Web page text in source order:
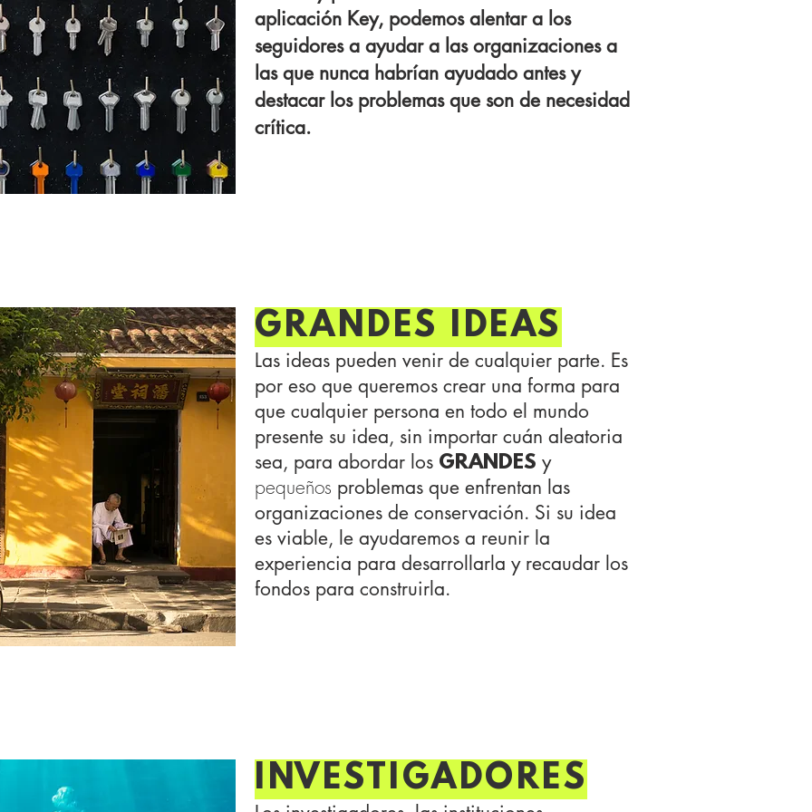
of the development of the app follows
largely depends on funding and in-field
aplicación Key, podemos alentar a los
seguidores a ayudar a las organizaciones a
las que nunca habrían ayudado antes y
destacar los problemas que son de necesidad
crítica.
GRANDES IDEAS
Las ideas pueden venir de cualquier parte. Es
por eso que queremos crear una forma para
que cualquier persona en todo el mundo
presente su idea, sin importar cuán aleatoria
sea, para abordar los GRANDES y
pequeños problemas que enfrentan las
organizaciones de conservación. Si su idea
es viable, le ayudaremos a reunir la
experiencia para desarrollarla y recaudar los
fondos para construirla.
INVESTIGADORES